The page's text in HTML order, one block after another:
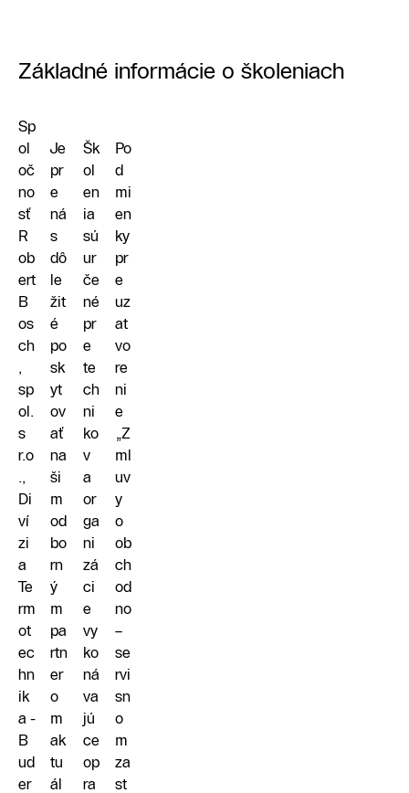
Základné informácie o školeniach
Sp
ol
oč
no
sť
R
ob
ert
B
os
ch
,
sp
ol.
s
r.o
.,
Di
ví
zi
a
Te
rm
ot
ec
hn
ik
a -
B
ud
er
Je
pr
e
ná
s
dô
le
žit
é
po
sk
yt
ov
ať
na
ši
m
od
bo
rn
ý
m
pa
rtn
er
o
m
ak
tu
ál
Šk
ol
en
ia
sú
ur
če
né
pr
e
te
ch
ni
ko
v
a
or
ga
ni
zá
ci
e
vy
ko
ná
va
jú
ce
op
ra
Po
d
mi
en
ky
pr
e
uz
at
vo
re
ni
e
„Z
ml
uv
y
o
ob
ch
od
no
–
se
rvi
sn
o
m
za
st